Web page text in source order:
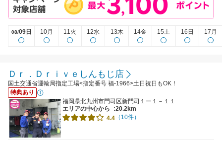
08/09日 10月 11火 12水 13木 14金 15土 16日 17月
Ｄｒ．Ｄｒｉｖｅしんもじ店
国土交通省運輸局指定工場<指定番号 福-1966>土日祝日もOK！
特典あり
福岡県北九州市門司区新門司１ー１－１１
エリアの中心から
:20.2km
4.4 （10件）